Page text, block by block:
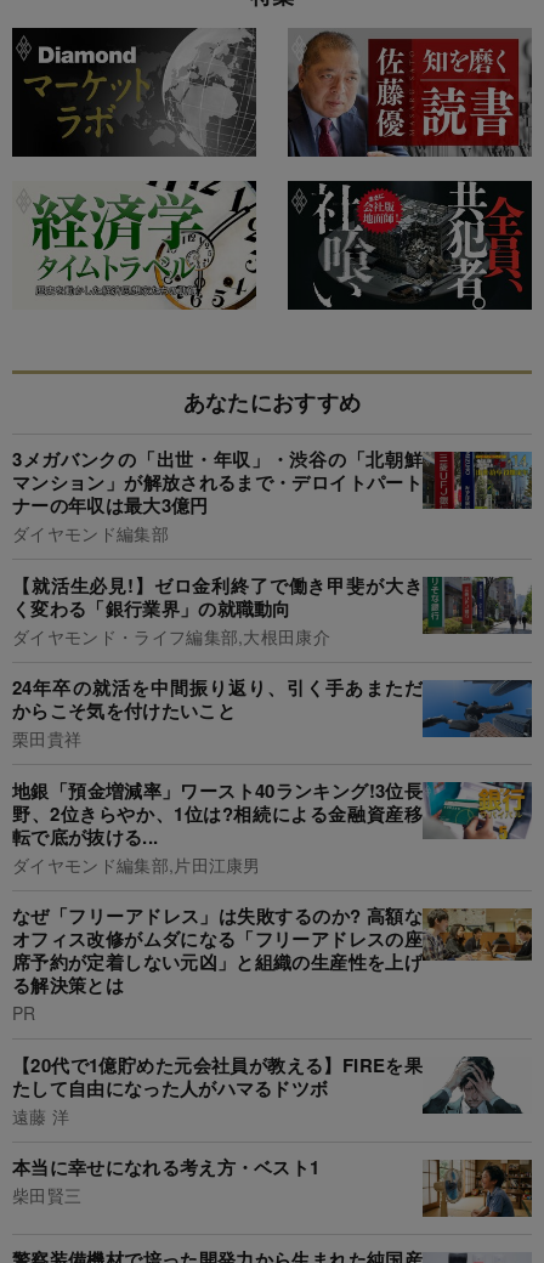
あなたにおすすめ
3メガバンクの「出世・年収」・渋谷の「北朝鮮
マンション」が解放されるまで・デロイトパート
ナーの年収は最大3億円
ダイヤモンド編集部
【就活生必見!】ゼロ金利終了で働き甲斐が大き
く変わる「銀行業界」の就職動向
ダイヤモンド・ライフ編集部,大根田康介
24年卒の就活を中間振り返り、引く手あまただ
からこそ気を付けたいこと
栗田貴祥
地銀「預金増減率」ワースト40ランキング!3位長
野、2位きらやか、1位は?相続による金融資産移
転で底が抜ける...
ダイヤモンド編集部,片田江康男
なぜ「フリーアドレス」は失敗するのか? 高額な
オフィス改修がムダになる「フリーアドレスの座
席予約が定着しない元凶」と組織の生産性を上げ
る解決策とは
PR
【20代で1億貯めた元会社員が教える】FIREを果
たして自由になった人がハマるドツボ
遠藤 洋
本当に幸せになれる考え方・ベスト1
柴田賢三